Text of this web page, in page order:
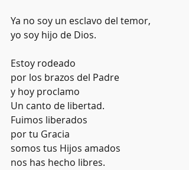
Ya no soy un esclavo del temor,
yo soy hijo de Dios.
Estoy rodeado
por los brazos del Padre
y hoy proclamo
Un canto de libertad.
Fuimos liberados
por tu Gracia
somos tus Hijos amados
nos has hecho libres.